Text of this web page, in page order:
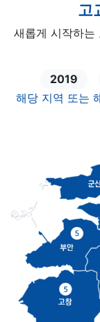
고
새롭게 시작하는
2019
해당 지역 또는